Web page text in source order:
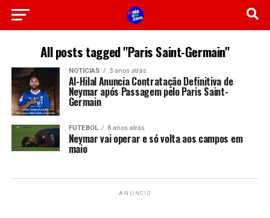
All posts tagged "Paris Saint-Germain"
NOTICIAS 3 anos atrás
Al-Hilal Anuncia Contratação Definitiva de
Neymar após Passagem pelo Paris Saint-
Germain
FUTEBOL 8 anos atrás
Neymar vai operar e só volta aos campos em
maio
ANÚNCIO